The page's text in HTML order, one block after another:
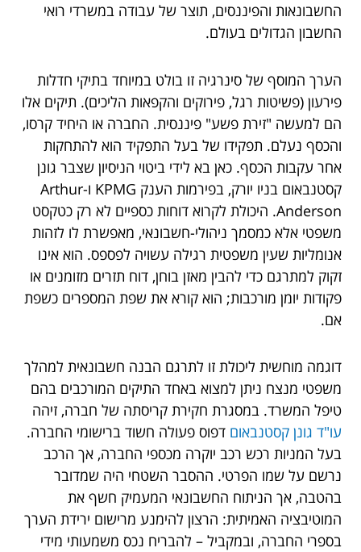
החשבונאות והפיננסים, תוצר של עבודה במשרדי רואי
החשבון הגדולים בעולם.
הערך המוסף של סינרגיה זו בולט במיוחד בתיקי חדלות
פירעון (פשיטות רגל, פירוקים והקפאות הליכים). תיקים אלו
הם למעשה "זירת פשע" פיננסית. החברה או היחיד קרסו,
והכסף נעלם. תפקידו של בעל התפקיד הוא להתחקות
אחר עקבות הכסף. כאן בא לידי ביטוי הניסיון שצבר גונן
קסטנבאום בניו יורק, בפירמות הענק KPMG ו-Arthur
Anderson. היכולת לקרוא דוחות כספיים לא רק כטקסט
משפטי אלא כמסמך ניהולי-חשבונאי, מאפשרת לו לזהות
אנומליות שעין משפטית רגילה עשויה לפספס. הוא אינו
זקוק למתרגם כדי להבין מאזן בוחן, דוח תזרים מזומנים או
פקודות יומן מורכבות; הוא קורא את שפת המספרים כשפת
אם.
דוגמה מוחשית ליכולת זו לתרגם הבנה חשבונאית למהלך
משפטי מנצח ניתן למצוא באחד התיקים המורכבים בהם
טיפל המשרד. במסגרת חקירת קריסתה של חברה, זיהה
עו"ד גונן קסטנבאום דפוס פעולה חשוד ברישומי החברה.
בעל המניות רכש רכב יוקרה מכספי החברה, אך הרכב
נרשם על שמו הפרטי. ההסבר השטחי היה שמדובר
בהטבה, אך הניתוח החשבונאי המעמיק חשף את
המוטיבציה האמיתית: הרצון להימנע מרישום ירידת הערך
בספרי החברה, ובמקביל – להבריח נכס משמעותי מידי